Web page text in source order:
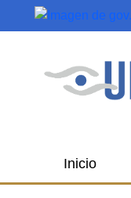
Saltar al contenido
Inicio